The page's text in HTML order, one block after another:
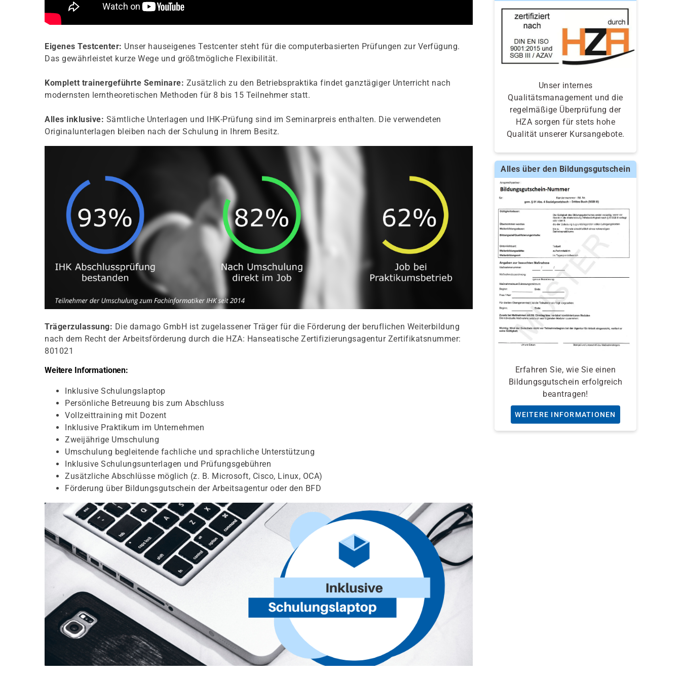
Eigenes Testcenter: Unser hauseigenes Testcenter steht für die computerbasierten Prüfungen zur Verfügung.
Das gewährleistet kurze Wege und größtmögliche Flexibilität.
Komplett trainergeführte Seminare: Zusätzlich zu den Betriebspraktika findet ganztägiger Unterricht nach
modernsten lerntheoretischen Methoden für 8 bis 15 Teilnehmer statt.
Alles inklusive: Sämtliche Unterlagen und IHK-Prüfung sind im Seminarpreis enthalten. Die verwendeten
Originalunterlagen bleiben nach der Schulung in Ihrem Besitz.
Trägerzulassung: Die damago GmbH ist zugelassener Träger für die Förderung der beruflichen Weiterbildung
nach dem Recht der Arbeitsförderung durch die HZA: Hanseatische Zertifizierungsagentur Zertifikatsnummer:
801021
Weitere Informationen:
Inklusive Schulungslaptop
Persönliche Betreuung bis zum Abschluss
Vollzeittraining mit Dozent
Inklusive Praktikum im Unternehmen
Zweijährige Umschulung
Umschulung begleitende fachliche und sprachliche Unterstützung
Inklusive Schulungsunterlagen und Prüfungsgebühren
Zusätzliche Abschlüsse möglich (z. B. Microsoft, Cisco, Linux, OCA)
Förderung über Bildungsgutschein der Arbeitsagentur oder den BFD
Unser internes
Qualitätsmanagement und die
regelmäßige Überprüfung der
HZA sorgen für stets hohe
Qualität unserer Kursangebote.
Alles über den Bildungsgutschein
Erfahren Sie, wie Sie einen
Bildungsgutschein erfolgreich
beantragen!
WEITERE INFORMATIONEN